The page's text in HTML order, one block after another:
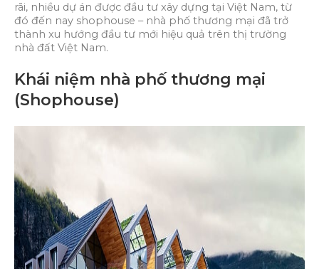
rãi, nhiều dự án được đầu tư xây dựng tại Việt Nam, từ
đó đến nay shophouse – nhà phố thương mại đã trở
thành xu hướng đầu tư mới hiệu quả trên thị trường
nhà đất Việt Nam.
Khái niệm nhà phố thương mại
(Shophouse)